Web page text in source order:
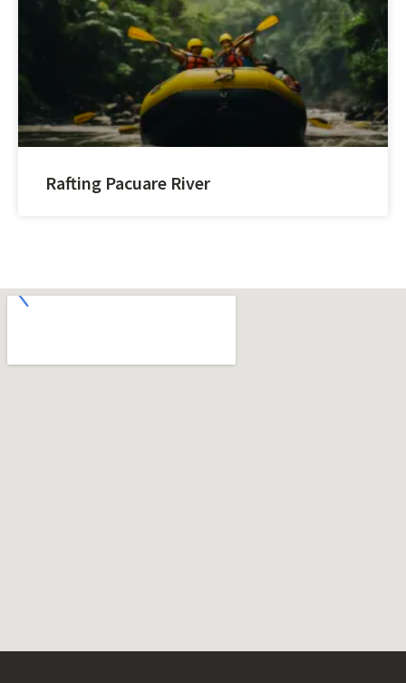
Rafting Pacuare River